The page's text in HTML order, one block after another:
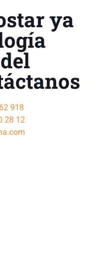
ya
918
28 12